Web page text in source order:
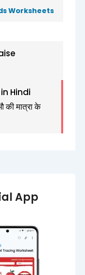
Worksheets
Hindi
मात्रा के
App